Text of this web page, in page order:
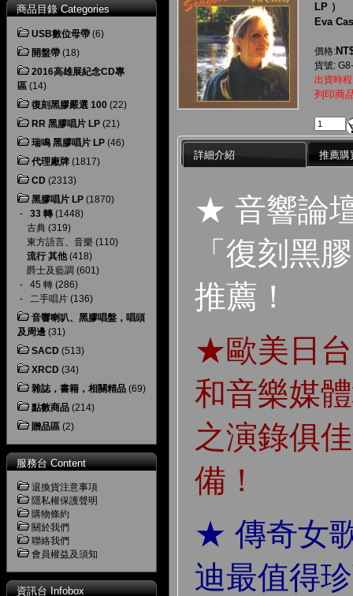
商品目錄 Categories
USB數位母帶 (6)
開盤帶 (18)
2016高雄展紀念CD專
區 (14)
復刻黑膠嚴選 100 (22)
RR 黑膠唱片 LP (21)
瑞鳴 黑膠唱片 LP (46)
代理廠牌 (1817)
CD (2313)
黑膠唱片 LP (1870)
- 33 轉 (1448)
古典 (319)
東方語言、音樂 (110)
流行 其他(418)
爵士及藍調 (601)
- 45 轉 (286)
- 二手唱片 (136)
音響喇叭、黑膠唱盤，唱頭
及周邊 (31)
SACD (513)
XRCD (34)
雜誌，書籍，相關精品 (69)
點數商品 (214)
贈品區 (2)
服務台 Content
退換貨注意事項
隱私權保護聲明
購物條約
關於我們
聯絡我們
會員權益及須知
資訊台 Infobox
LP ）
Eva
價格:
貨號:
出貨時
列印商
詳細介紹 推薦購
★ 音響論
「復刻黑
推薦！
★歐美日
和音樂媒
之演錄俱
備！
★ 傳奇女
迪最值得